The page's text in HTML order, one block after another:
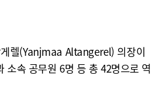
렐(Yanjmaa Altangerel) 의장이
소속 공무원 6명 등 총 42명으로 역